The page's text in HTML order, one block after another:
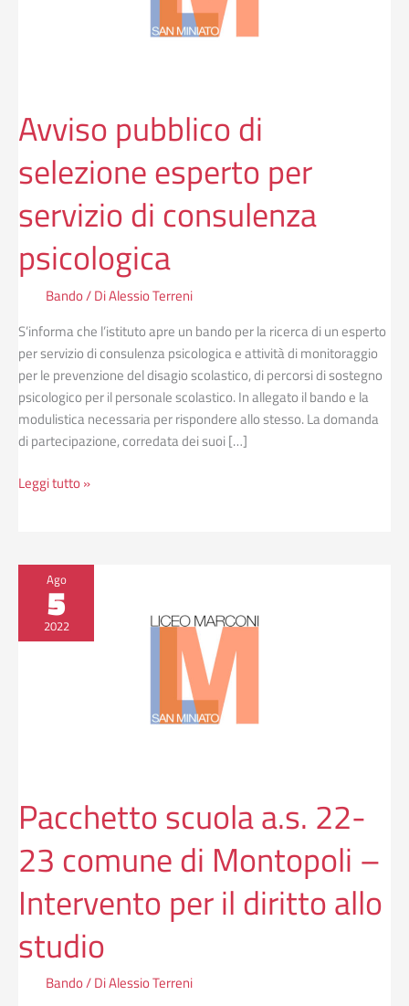
Avviso pubblico di
selezione esperto per
servizio di consulenza
psicologica
Bando/ DiAlessio Terreni
S’informa che l’istituto apre un bando per la ricerca di un esperto
per servizio di consulenza psicologica e attività di monitoraggio
per le prevenzione del disagio scolastico, di percorsi di sostegno
psicologico per il personale scolastico. In allegato il bando e la
modulistica necessaria per rispondere allo stesso. La domanda
di partecipazione, corredata dei suoi […]
Leggi tutto »
Ago
5
2022
Pacchetto scuola a.s. 22-
23 comune di Montopoli –
Intervento per il diritto allo
studio
Bando/ DiAlessio Terreni
Pacchetto
scuola
22-
allo